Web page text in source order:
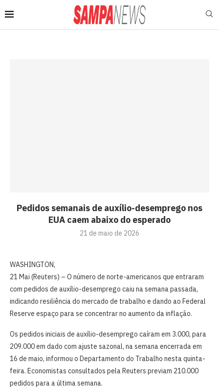
Pedidos semanais de auxílio-desemprego nos
EUA caem abaixo do esperado
21 de maio de 2026
WASHINGTON,
21 Mai (Reuters) – O ⁠número de norte-americanos que ⁠entraram
com pedidos de auxílio-desemprego caiu ‌na semana passada,
indicando resiliência do mercado de trabalho e dando ao Federal
‌Reserve espaço para se concentrar no aumento da inflação.
Os pedidos iniciais de auxílio-desemprego caíram em 3.000, para
209.000 em dado com ajuste sazonal, na semana ⁠encerrada ‌em
16 de maio, informou ⁠o Departamento do Trabalho nesta quinta-
feira. Economistas consultados pela Reuters previam 210.000
pedidos para a última semana.